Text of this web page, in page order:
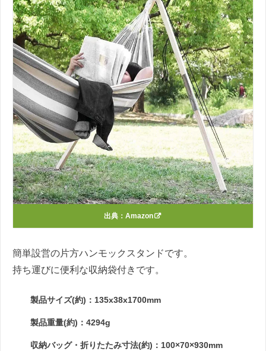
出典： Amazon
簡単設営の片方ハンモックスタンドです。
持ち運びに便利な収納袋付きです。
製品サイズ(約)：135x38x1700mm
製品重量(約)：4294g
収納バッグ・折りたたみ寸法(約)：100×70×930mm